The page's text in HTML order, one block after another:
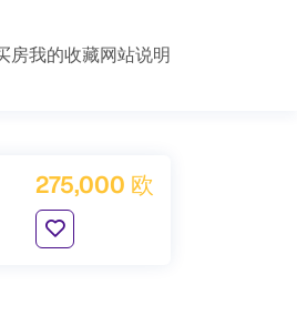
房我的收藏网站说明
275,000 欧